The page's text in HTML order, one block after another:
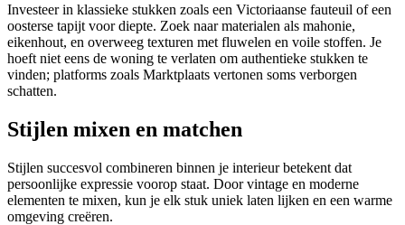
Investeer in klassieke stukken zoals een Victoriaanse fauteuil of een
oosterse tapijt voor diepte. Zoek naar materialen als mahonie,
eikenhout, en overweeg texturen met fluwelen en voile stoffen. Je
hoeft niet eens de woning te verlaten om authentieke stukken te
vinden; platforms zoals Marktplaats vertonen soms verborgen
schatten.
Stijlen mixen en matchen
Stijlen succesvol combineren binnen je interieur betekent dat
persoonlijke expressie voorop staat. Door vintage en moderne
elementen te mixen, kun je elk stuk uniek laten lijken en een warme
omgeving creëren.